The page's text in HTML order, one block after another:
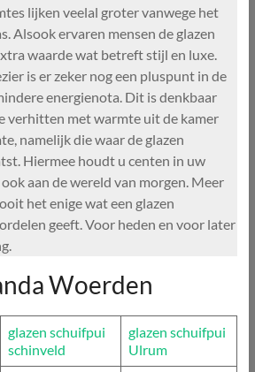
lijken veelal groter vanwege het
Alsook ervaren mensen de glazen
waarde wat betreft stijl en luxe.
is er zeker nog een pluspunt in de
energienota. Dit is denkbaar
verhitten met warmte uit de kamer
namelijk die waar de glazen
Hiermee houdt u centen in uw
aan de wereld van morgen. Meer
het enige wat een glazen
geeft. Voor heden en voor later
Woerden
glazen schuifpui
schinveld
glazen schuifpui
Ulrum